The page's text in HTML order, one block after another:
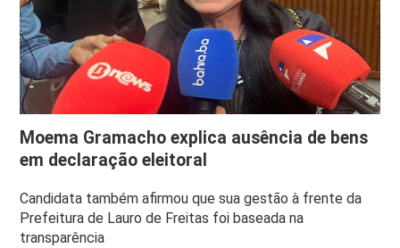
Moema Gramacho explica ausência de bens
em declaração eleitoral
Candidata também afirmou que sua gestão à frente da
Prefeitura de Lauro de Freitas foi baseada na
transparência